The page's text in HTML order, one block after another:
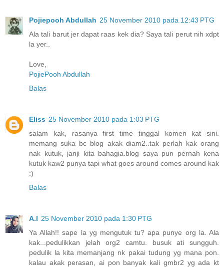
Pojiepooh Abdullah 25 November 2010 pada 12:43 PTG
Ala tali barut jer dapat raas kek dia? Saya tali perut nih xdpt
la yer..
Love,
PojiePooh Abdullah
Balas
Eliss 25 November 2010 pada 1:03 PTG
salam kak, rasanya first time tinggal komen kat sini.
memang suka bc blog akak diam2..tak perlah kak orang
nak kutuk, janji kita bahagia.blog saya pun pernah kena
kutuk kaw2 punya tapi what goes around comes around kak
:)
Balas
A.I 25 November 2010 pada 1:30 PTG
Ya Allah!! sape la yg mengutuk tu? apa punye org la. Ala
kak...pedulikkan jelah org2 camtu. busuk ati sungguh.
pedulik la kita memanjang nk pakai tudung yg mana pon.
kalau akak perasan, ai pon banyak kali gmbr2 yg ada kt